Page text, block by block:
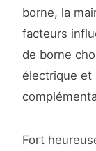
borne, la
facteurs
de borne
électrique et
Fort